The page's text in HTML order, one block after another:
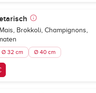
Brokkoli, Champignons,
Ø 32 cm Ø 40 cm